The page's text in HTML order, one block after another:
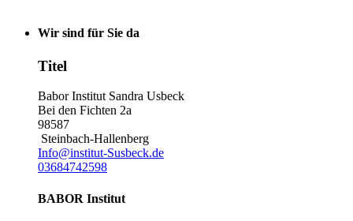
Wir sind für Sie da
Titel
Babor Institut Sandra Usbeck
Bei den Fichten 2a
98587
Steinbach-Hallenberg
Info@institut-Susbeck.de
03684742598
BABOR Institut